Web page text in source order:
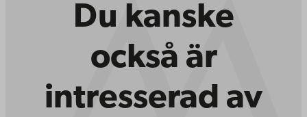
Du kanske
också är
intresserad av